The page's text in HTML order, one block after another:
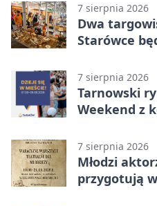
7 sierpnia 2026
Dwa
Starówce
7 sierpnia 2026
Tarnowski
Weekend z
7 sierpnia 2026
Młodzi
przygotują